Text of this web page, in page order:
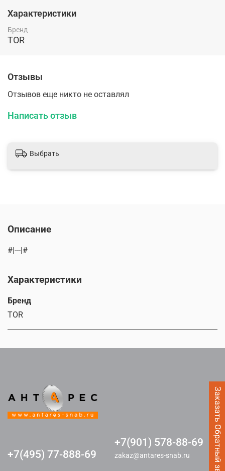
Заказать Обратный звонок
Характеристики
Бренд
TOR
Отзывы
Отзывов еще никто не оставлял
Написать отзыв
Выбрать
Описание
#|---|#
Характеристики
Бренд
TOR
+7(495) 77-888-69
+7(901) 578-88-69
zakaz@antares-snab.ru